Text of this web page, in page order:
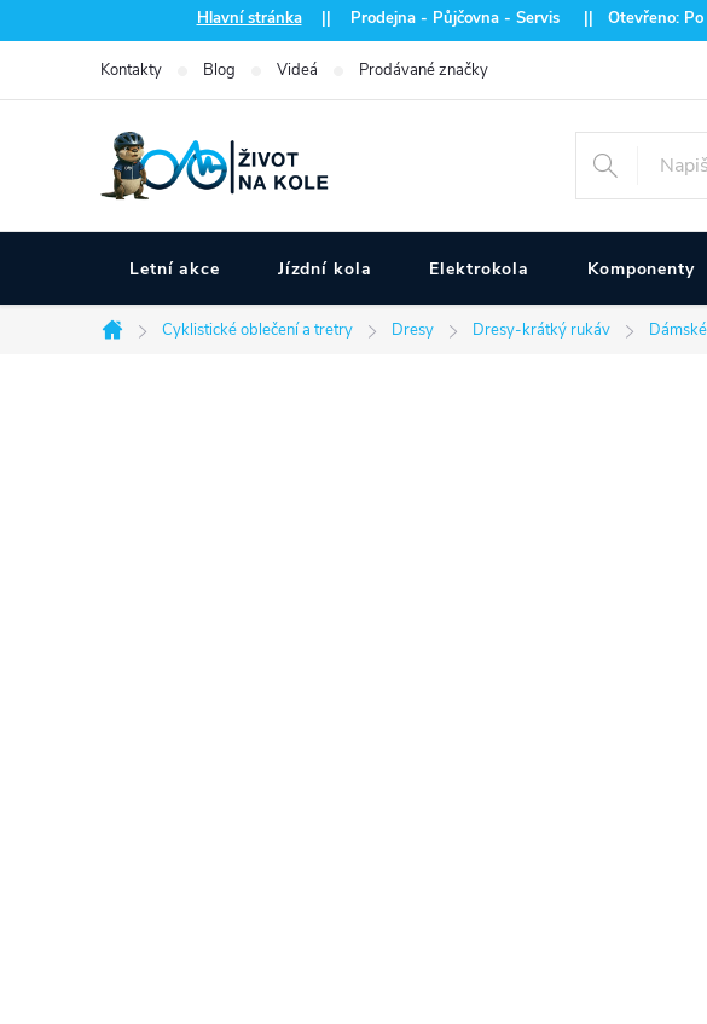
na
Hlavní stránka|| Prodejna - Půjčovna - Servis || Otevřeno: Po
Kontakty Blog Videá Prodávané značky
Letní akce Jízdní kola Elektrokola Komponenty
Domů
Cyklistické oblečení a tretry Dresy Dresy-krátký rukáv